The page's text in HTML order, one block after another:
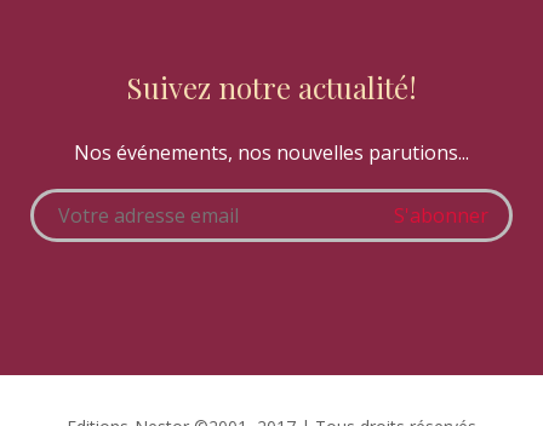
Suivez notre actualité!
Nos événements, nos nouvelles parutions...